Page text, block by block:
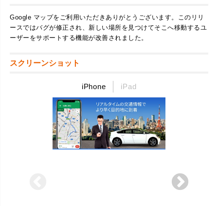
Google マップをご利用いただきありがとうございます。このリリ
ースではバグが修正され、新しい場所を見つけてそこへ移動するユ
ーザーをサポートする機能が改善されました。
スクリーンショット
iPhone iPad